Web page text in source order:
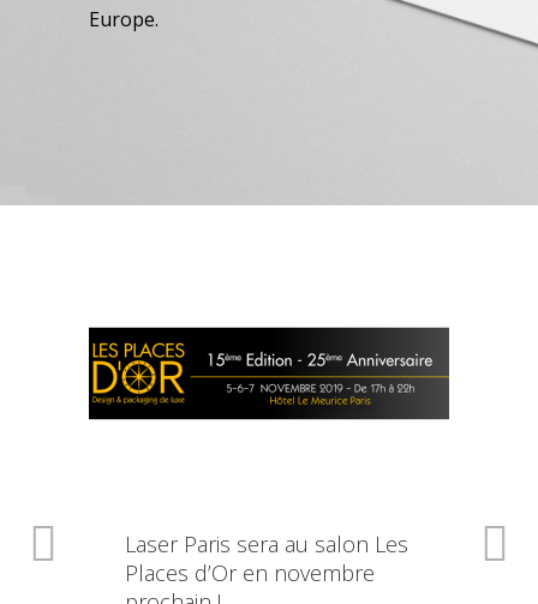
Europe.
Laser Paris sera au salon Les
Places d’Or en novembre